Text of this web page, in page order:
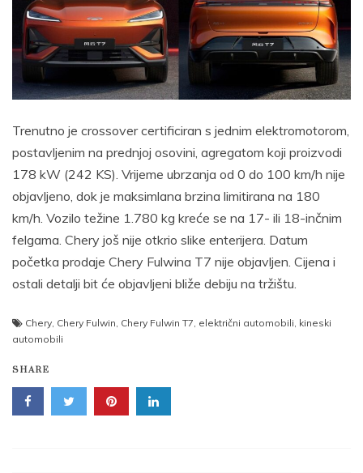
Trenutno je crossover certificiran s jednim elektromotorom,
postavljenim na prednjoj osovini, agregatom koji proizvodi
178 kW (242 KS). Vrijeme ubrzanja od 0 do 100 km/h nije
objavljeno, dok je maksimlana brzina limitirana na 180
km/h. Vozilo težine 1.780 kg kreće se na 17- ili 18-inčnim
felgama. Chery još nije otkrio slike enterijera. Datum
početka prodaje Chery Fulwina T7 nije objavljen. Cijena i
ostali detalji bit će objavljeni bliže debiju na tržištu.
Chery, Chery Fulwin, Chery Fulwin T7, električni automobili, kineski
automobili
SHARE